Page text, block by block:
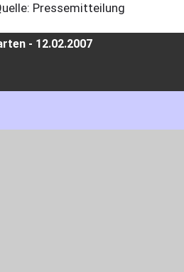
Pressemitteilung
- 12.02.2007